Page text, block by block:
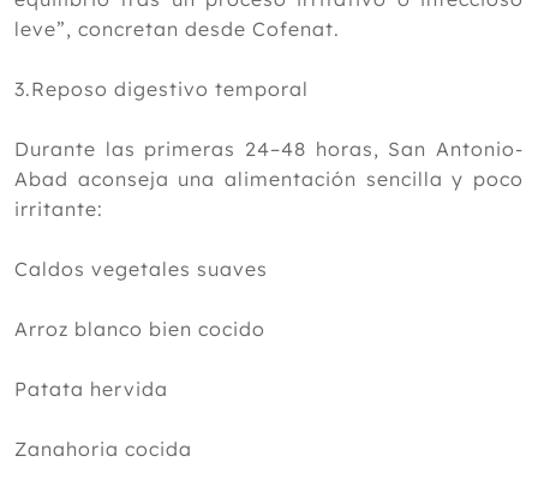
leve”, concretan desde Cofenat.
3.Reposo digestivo temporal
Durante las primeras 24–48 horas, San Antonio-
Abad aconseja una alimentación sencilla y poco
irritante:
Caldos vegetales suaves
Arroz blanco bien cocido
Patata hervida
Zanahoria cocida